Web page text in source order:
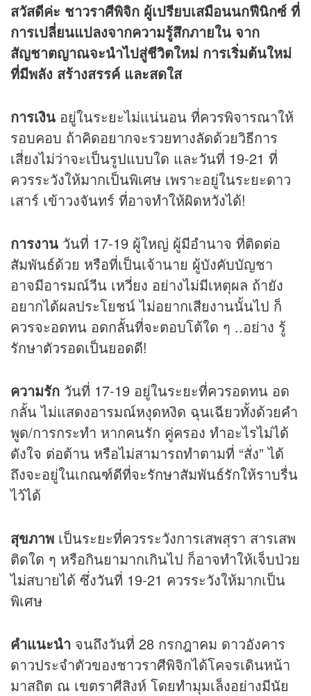
สวัสดีค่ะ ชาวราศีพิจิก ผู้เปรียบเสมือนนกฟีนิกซ์ ที่
การเปลี่ยนแปลงจากความรู้สึกภายใน จาก
สัญชาตญาณจะนำไปสู่ชีวิตใหม่ การเริ่มต้นใหม่
ที่มีพลัง สร้างสรรค์ และสดใส
การเงิน อยู่ในระยะไม่แน่นอน ที่ควรพิจารณาให้
รอบคอบ ถ้าคิดอยากจะรวยทางลัดด้วยวิธีการ
เสี่ยงไม่ว่าจะเป็นรูปแบบใด และวันที่ 19-21 ที่
ควรระวังให้มากเป็นพิเศษ เพราะอยู่ในระยะดาว
เสาร์ เข้าวงจันทร์ ที่อาจทำให้ผิดหวังได้!
การงาน วันที่ 17-19 ผู้ใหญ่ ผู้มีอำนาจ ที่ติดต่อ
สัมพันธ์ด้วย หรือที่เป็นเจ้านาย ผู้บังคับบัญชา
อาจมีอารมณ์วีน เหวี่ยง อย่างไม่มีเหตุผล ถ้ายัง
อยากได้ผลประโยชน์ ไม่อยากเสียงานนั้นไป ก็
ควรจะอดทน อดกลั้นที่จะตอบโต้ใด ๆ ..อย่าง รู้
รักษาตัวรอดเป็นยอดดี!
ความรัก วันที่ 17-19 อยู่ในระยะที่ควรอดทน อด
กลั้น ไม่แสดงอารมณ์หงุดหงิด ฉุนเฉียวทั้งด้วยคำ
พูด/การกระทำ หากคนรัก คู่ครอง ทำอะไรไม่ได้
ดังใจ ต่อต้าน หรือไม่สามารถทำตามที่ “สั่ง” ได้
ถึงจะอยู่ในเกณฑ์ดีที่จะรักษาสัมพันธ์รักให้ราบรื่น
ไว้ได้
สุขภาพ เป็นระยะที่ควรระวังการเสพสุรา สารเสพ
ติดใด ๆ หรือกินยามากเกินไป ก็อาจทำให้เจ็บป่วย
ไม่สบายได้ ซึ่งวันที่ 19-21 ควรระวังให้มากเป็น
พิเศษ
คำแนะนำ จนถึงวันที่ 28 กรกฎาคม ดาวอังคาร
ดาวประจำตัวของชาวราศีพิจิกได้โคจรเดินหน้า
มาสถิต ณ เขตราศีสิงห์ โดยทำมุมเล็งอย่างมีนัย